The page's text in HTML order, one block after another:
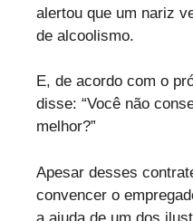
alertou que um nariz
de alcoolismo.
E, de acordo com o
disse: “Você não
melhor?”
Apesar desses
convencer o
a ajuda de um dos